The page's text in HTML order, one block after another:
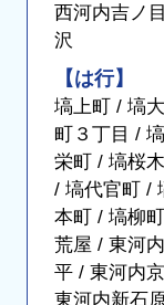
西河内吉ノ
沢
【は行】
塙上町 / 塙
町３丁目 /
栄町 / 塙桜
/ 塙代官町 /
本町 / 塙柳
荒屋 / 東河
平 / 東河内
東河内新石